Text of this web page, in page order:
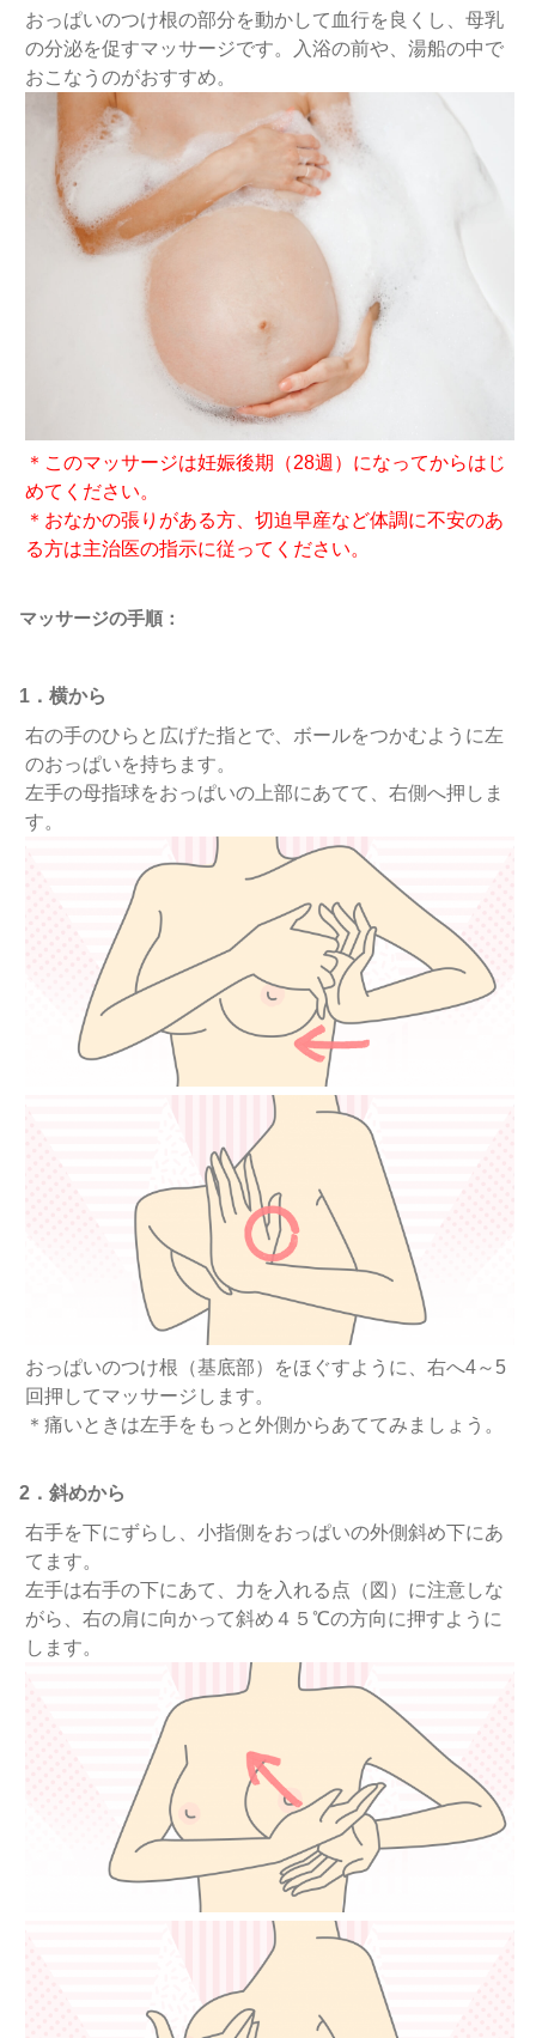
おっぱいのつけ根の部分を動かして血行を良くし、母乳
の分泌を促すマッサージです。入浴の前や、湯船の中で
おこなうのがおすすめ。
＊このマッサージは妊娠後期（28週）になってからはじ
めてください。
＊おなかの張りがある方、切迫早産など体調に不安のあ
る方は主治医の指示に従ってください。
マッサージの手順：
1．横から
右の手のひらと広げた指とで、ボールをつかむように左
のおっぱいを持ちます。
左手の母指球をおっぱいの上部にあてて、右側へ押しま
す。
おっぱいのつけ根（基底部）をほぐすように、右へ4～5
回押してマッサージします。
＊痛いときは左手をもっと外側からあててみましょう。
2．斜めから
右手を下にずらし、小指側をおっぱいの外側斜め下にあ
てます。
左手は右手の下にあて、力を入れる点（図）に注意しな
がら、右の肩に向かって斜め４５℃の方向に押すように
します。